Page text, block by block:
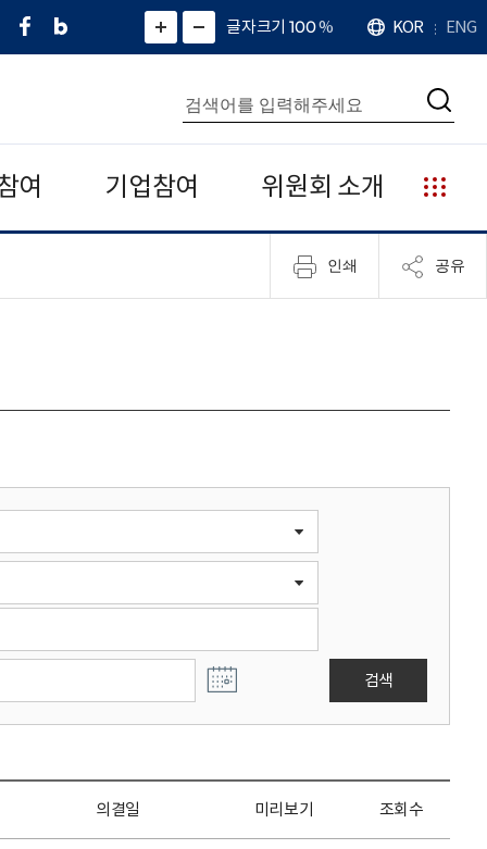
페
네
그
)
화
면
면
소
확
대
치
글자크기 100%
언
어
KOR ENG
통
합
검
색
검
여 기업참여 위원회 소개
누
리
집
안
인쇄 공유
검색
의결일 미리보기 조회수